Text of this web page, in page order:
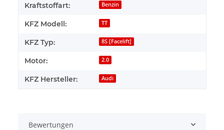
Kraftstoffart: Benzin
KFZ Modell: TT
KFZ Typ: 8S [Facelift]
Motor: 2.0
KFZ Hersteller: Audi
Bewertungen